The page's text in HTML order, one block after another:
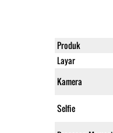
Produk
Layar
Kamera
Selfie